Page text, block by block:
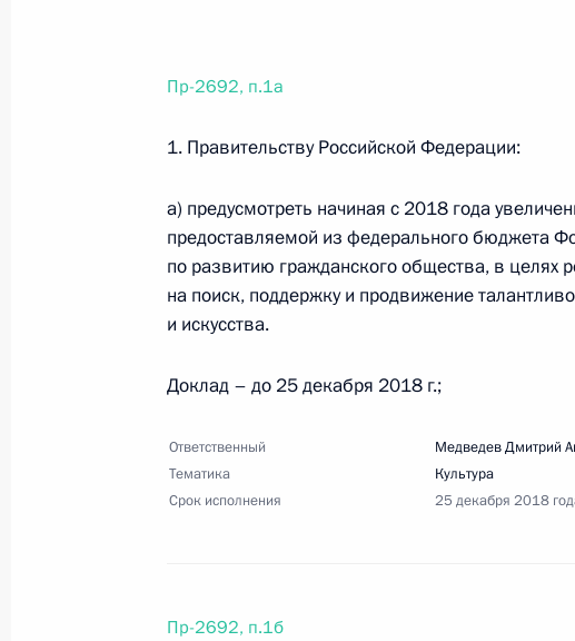
25 декабря 2017 года, 17:00
Перечень поручений по итогам
Железнодорожного съезда
14 декабря 2017 года, 16:20 2 поручения
12 декабря 2017 года, вторник
Перечень поручений по итогам совещания
электроэнергетики
12 декабря 2017 года, 14:00 6 поручений
Пр-2692, п.1а
1. Правительству Российской Федерации:
а) предусмотреть начиная с 2018 года
предоставляемой из федерального бюджета
по развитию гражданского общества, в целях
на поиск, поддержку и продвижение
и искусства.
Доклад – до 25 декабря 2018 г.;
Ответственный
Медведев Дмитрий
Тематика
Культура
Срок исполнения
25 декабря 2018
Пр-2692, п.1б